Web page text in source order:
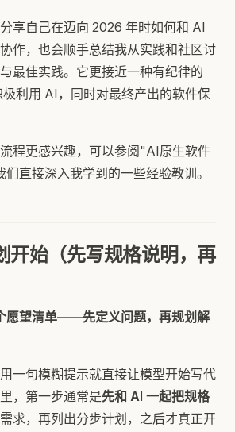
享自己在迈向 2026 年时如何和 AI
作，也会顺手总结我从实践和社区讨
最佳实践。它更接近一种有纪律的
极利用 AI，同时对最终产出的软件保
程更感兴趣，可以参阅"AI原生软件
直接深入我学到的一些经验教训。
开始（先写规格说明，再
愿望清单——先定义问题，再规划解
一句模糊提示就直接让模型开始写代
，第一步通常是先和 AI 一起把规格
求，再列出分步计划，之后才真正开